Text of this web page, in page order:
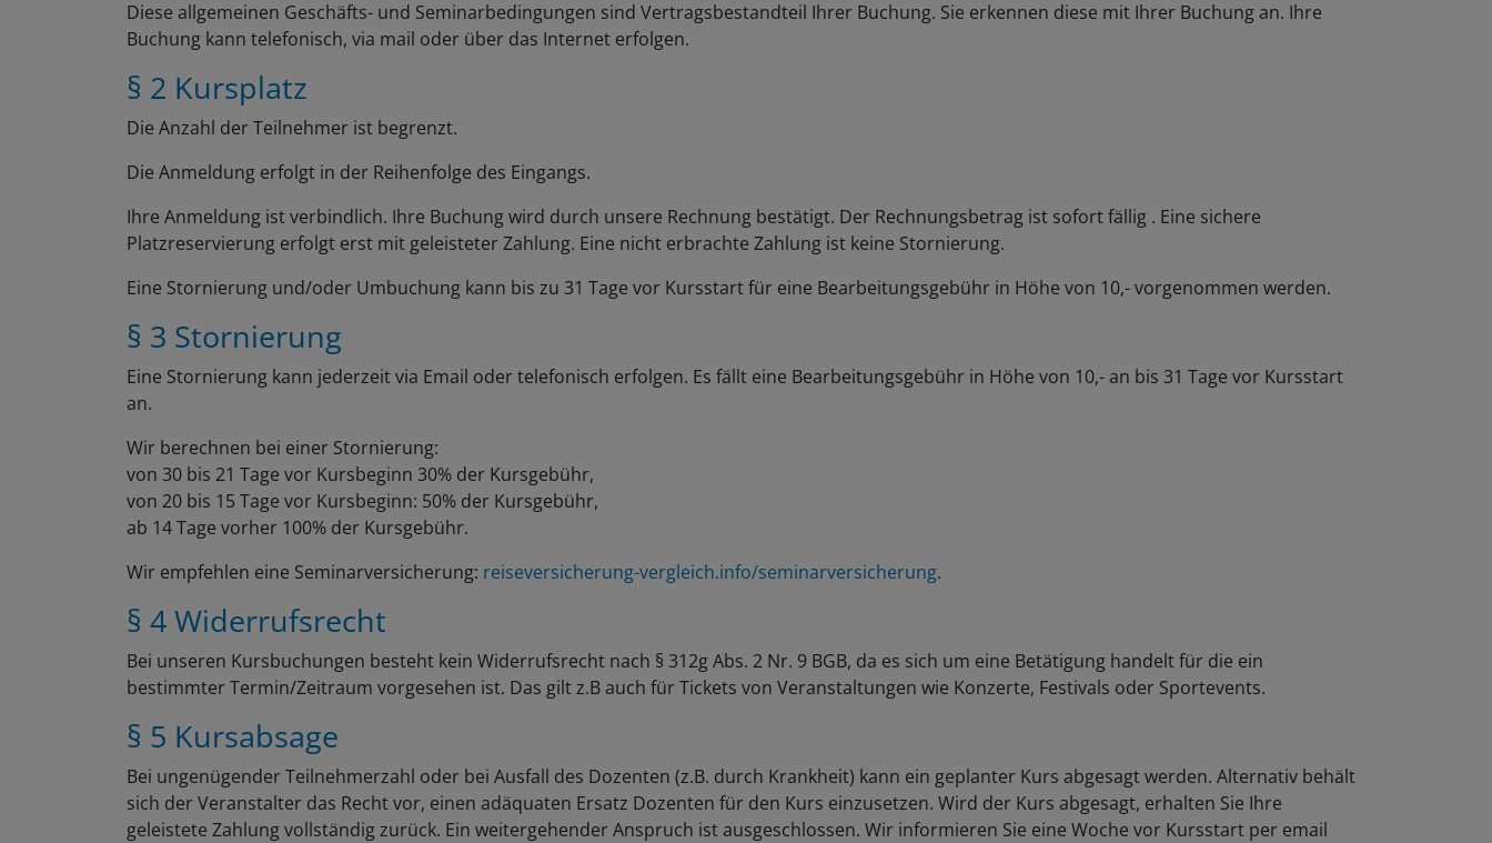
Diese allgemeinen Geschäfts- und Seminarbedingungen sind Vertragsbestandteil Ihrer Buchung. Sie erkennen diese mit Ihrer Buchung an. Ihre
Buchung kann telefonisch, via mail oder über das Internet erfolgen.
§ 2 Kursplatz
Die Anzahl der Teilnehmer ist begrenzt.
Die Anmeldung erfolgt in der Reihenfolge des Eingangs.
Ihre Anmeldung ist verbindlich. Ihre Buchung wird durch unsere Rechnung bestätigt. Der Rechnungsbetrag ist sofort fällig . Eine sichere
Platzreservierung erfolgt erst mit geleisteter Zahlung. Eine nicht erbrachte Zahlung ist keine Stornierung.
Eine Stornierung und/oder Umbuchung kann bis zu 31 Tage vor Kursstart für eine Bearbeitungsgebühr in Höhe von 10,- vorgenommen werden.
§ 3 Stornierung
Eine Stornierung kann jederzeit via Email oder telefonisch erfolgen. Es fällt eine Bearbeitungsgebühr in Höhe von 10,- an bis 31 Tage vor Kursstart
an.
Wir berechnen bei einer Stornierung:
von 30 bis 21 Tage vor Kursbeginn 30% der Kursgebühr,
von 20 bis 15 Tage vor Kursbeginn: 50% der Kursgebühr,
ab 14 Tage vorher 100% der Kursgebühr.
Wir empfehlen eine Seminarversicherung: reiseversicherung-vergleich.info/seminarversicherung.
§ 4 Widerrufsrecht
Bei unseren Kursbuchungen besteht kein Widerrufsrecht nach § 312g Abs. 2 Nr. 9 BGB, da es sich um eine Betätigung handelt für die ein
bestimmter Termin/Zeitraum vorgesehen ist. Das gilt z.B auch für Tickets von Veranstaltungen wie Konzerte, Festivals oder Sportevents.
§ 5 Kursabsage
Bei ungenügender Teilnehmerzahl oder bei Ausfall des Dozenten (z.B. durch Krankheit) kann ein geplanter Kurs abgesagt werden. Alternativ behält
sich der Veranstalter das Recht vor, einen adäquaten Ersatz Dozenten für den Kurs einzusetzen. Wird der Kurs abgesagt, erhalten Sie Ihre
geleistete Zahlung vollständig zurück. Ein weitergehender Anspruch ist ausgeschlossen. Wir informieren Sie eine Woche vor Kursstart per email